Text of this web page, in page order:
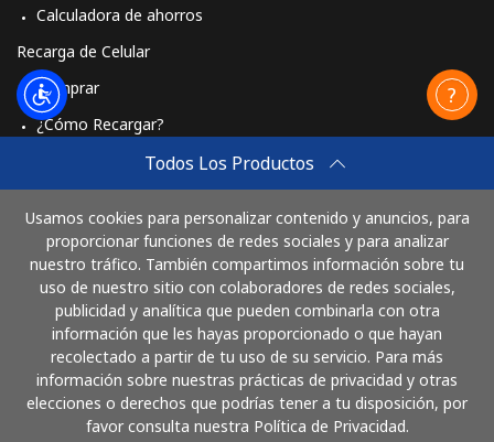
Todos Los Productos
Usamos cookies para personalizar contenido y anuncios, para
proporcionar funciones de redes sociales y para analizar
nuestro tráfico. También compartimos información sobre tu
uso de nuestro sitio con colaboradores de redes sociales,
publicidad y analítica que pueden combinarla con otra
información que les hayas proporcionado o que hayan
recolectado a partir de tu uso de su servicio. Para más
información sobre nuestras prácticas de privacidad y otras
elecciones o derechos que podrías tener a tu disposición, por
favor consulta nuestra Política de Privacidad.
Calculadora de ahorros
Recarga de Celular
Comprar
¿Cómo Recargar?
Comprar
Cómo funciona
Paga con